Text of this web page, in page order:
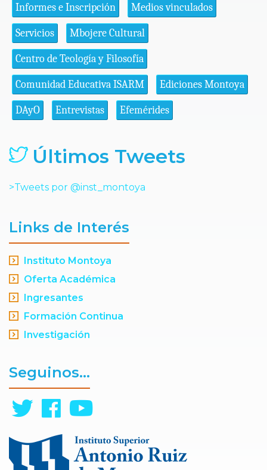
Informes e Inscripción Medios vinculados
Servicios Mbojere Cultural
Centro de Teología y Filosofía
Comunidad Educativa ISARM Ediciones Montoya
DAyO Entrevistas Efemérides
Últimos Tweets
>Tweets por @inst_montoya
Links de Interés
Instituto Montoya
Oferta Académica
Ingresantes
Formación Continua
Investigación
Seguinos...